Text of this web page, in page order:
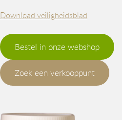
Download veiligheidsblad
Bestel in onze webshop
Zoek een verkooppunt